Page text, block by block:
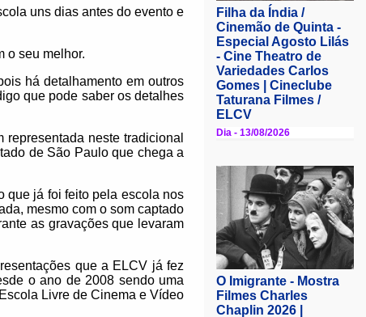
uns dias antes do evento e
o seu melhor.
há detalhamento em outros
que pode saber os detalhes
neste tradicional
de São Paulo que chega a
que já foi feito pela escola nos
mesmo com o som captado
as gravações que levaram
que a ELCV já fez
o ano de 2008 sendo uma
Livre de Cinema e Vídeo